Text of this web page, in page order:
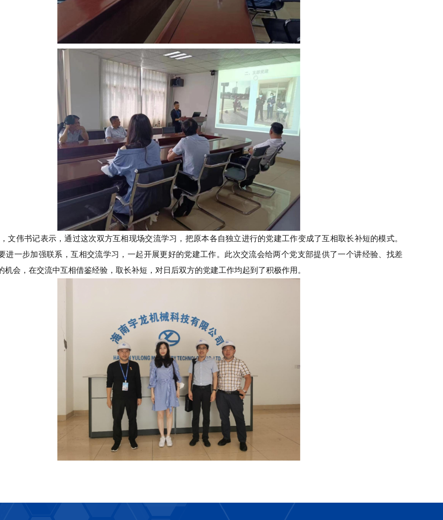
文伟书记表示，通过这次双方互相现场交流学习，把原本各自独立进行的党建工作变成了互相取长补短的模式。
进一步加强联系，互相交流学习，一起开展更好的党建工作。此次交流会给两个党支部提供了一个讲经验、找差
机会，在交流中互相借鉴经验，取长补短，对日后双方的党建工作均起到了积极作用。